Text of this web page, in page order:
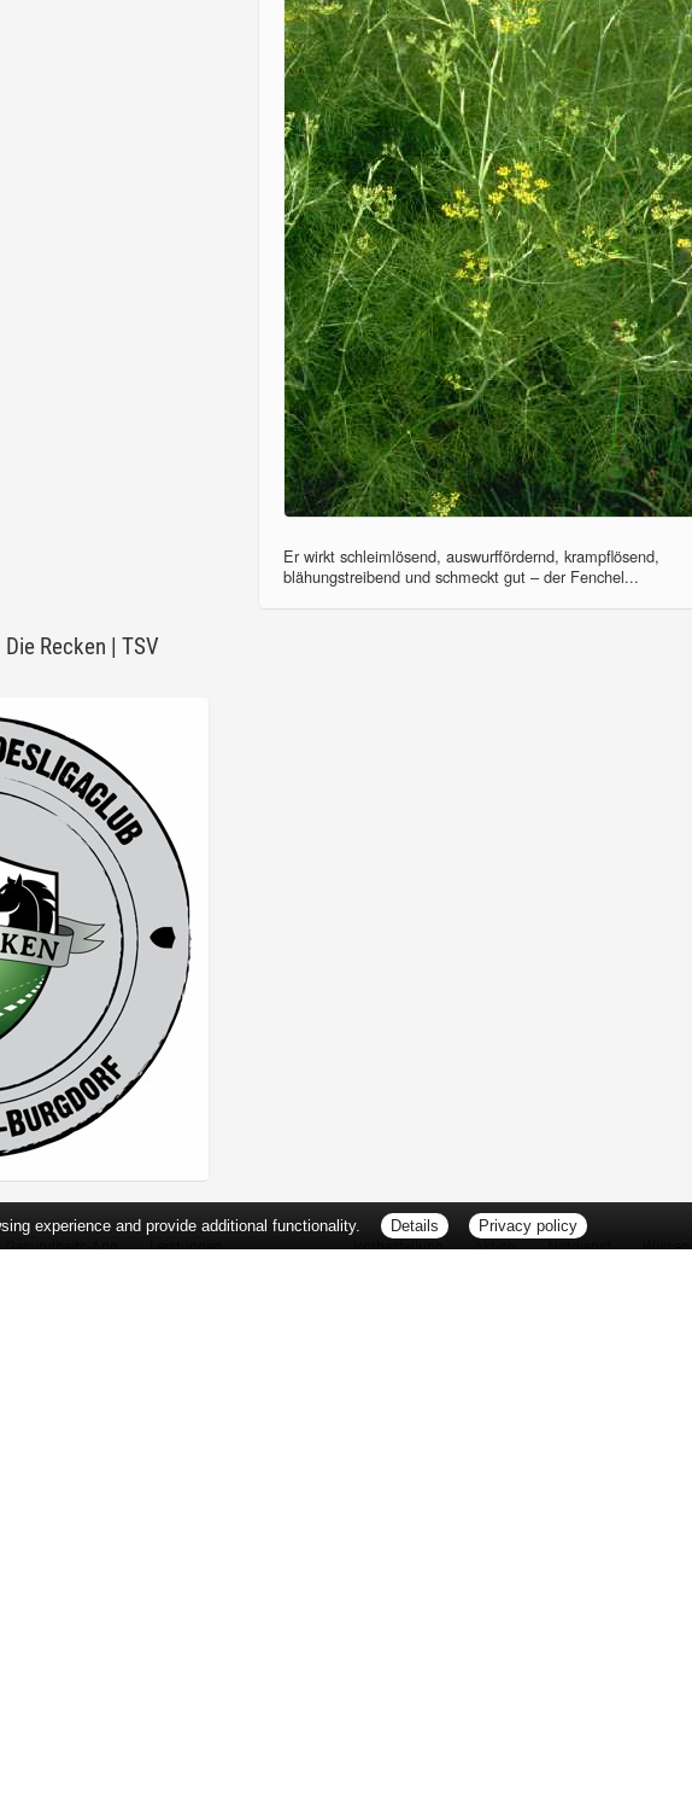
Er wirkt schleimlösend, auswurffördernd, krampflösend,
blähungstreibend und schmeckt gut – der Fenchel...
Recken | TSV
Gesundheits-App Leistungen Vorbestellung Aktion Notdienst Wissen
experience and provide additional functionality. Details Privacy policy